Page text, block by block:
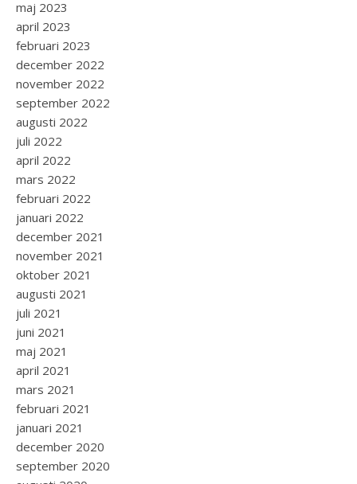
maj 2023
april 2023
februari 2023
december 2022
november 2022
september 2022
augusti 2022
juli 2022
april 2022
mars 2022
februari 2022
januari 2022
december 2021
november 2021
oktober 2021
augusti 2021
juli 2021
juni 2021
maj 2021
april 2021
mars 2021
februari 2021
januari 2021
december 2020
september 2020